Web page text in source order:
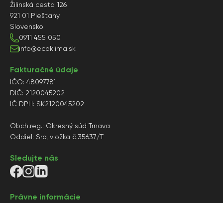
Žilinská cesta 126
921 01 Piešťany
Slovensko
0911 455 050
info@ecoklima.sk
Fakturačné údaje
IČO: 48097781
DIČ: 2120045202
IČ DPH: SK2120045202
Obch.reg.: Okresný súd Trnava
Oddiel: Sro, vložka č.35637/T
Sledujte nás
Právne informácie